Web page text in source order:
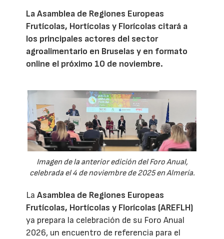
La Asamblea de Regiones Europeas
Frutícolas, Hortícolas y Florícolas citará a
los principales actores del sector
agroalimentario en Bruselas y en formato
online el próximo 10 de noviembre.
Imagen de la anterior edición del Foro Anual,
celebrada el 4 de noviembre de 2025 en Almería.
LaAsamblea de Regiones Europeas
Frutícolas, Hortícolas y Florícolas (AREFLH)
ya prepara la celebración de su Foro Anual
2026, un encuentro de referencia para el